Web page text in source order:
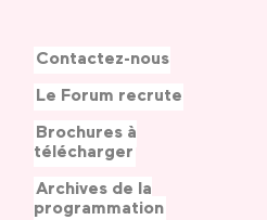
Contactez-nous
Le Forum recrute
Brochures à
télécharger
Archives de la
programmation